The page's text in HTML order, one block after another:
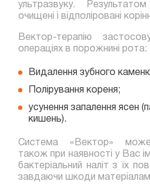
ультразвуку.
очищені і відполіровані
Вектор-терапію
операціях в порожнині рота:
Видалення зубного
Полірування кореня;
усунення запалення ясен
кишень).
Система «Вектор» може
також при наявності у Вас
бактеріальний наліт з їх
завдаючи шкоди